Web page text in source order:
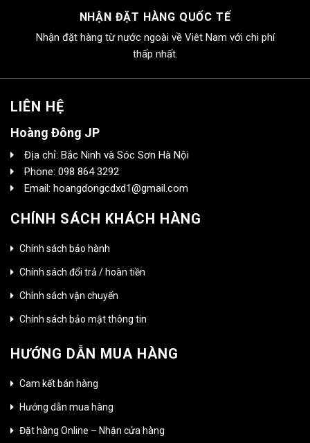
NHẬN ĐẶT HÀNG QUỐC TẾ
Nhận đặt hàng từ nước ngoài về Viêt Nam với chi phí
thấp nhất.
LIÊN HỆ
Hoàng Đông JP
Địa chỉ: Bắc Ninh và Sóc Sơn Hà Nội
Phone: 098 864 3292
Email: hoangdongcdxd1@gmail.com
CHÍNH SÁCH KHÁCH HÀNG
Chính sách bảo hành
Chính sách đổi trả / hoàn tiền
Chính sách vận chuyển
Chính sách bảo mật thông tin
HƯỚNG DẪN MUA HÀNG
Cam kết bán hàng
Hướng dẫn mua hàng
Đặt hàng Online – Nhận cửa hàng